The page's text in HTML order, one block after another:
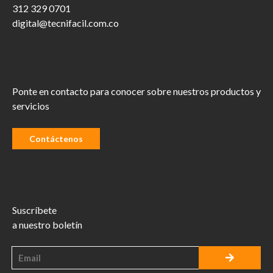
312 329 0701
digital@tecnifacil.com.co
Ponte en contacto para conocer sobre nuestros productos y
servicios
Contáctenos
Suscríbete
a nuestro boletín